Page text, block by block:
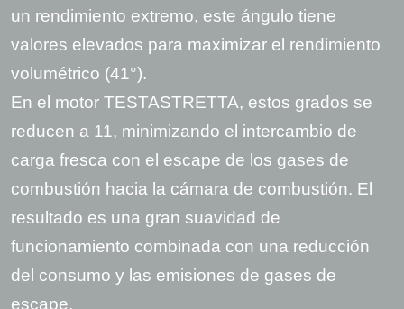
un rendimiento extremo, este ángulo tiene
valores elevados para maximizar el rendimiento
volumétrico (41°).
En el motor TESTASTRETTA, estos grados se
reducen a 11, minimizando el intercambio de
carga fresca con el escape de los gases de
combustión hacia la cámara de combustión. El
resultado es una gran suavidad de
funcionamiento combinada con una reducción
del consumo y las emisiones de gases de
escape.